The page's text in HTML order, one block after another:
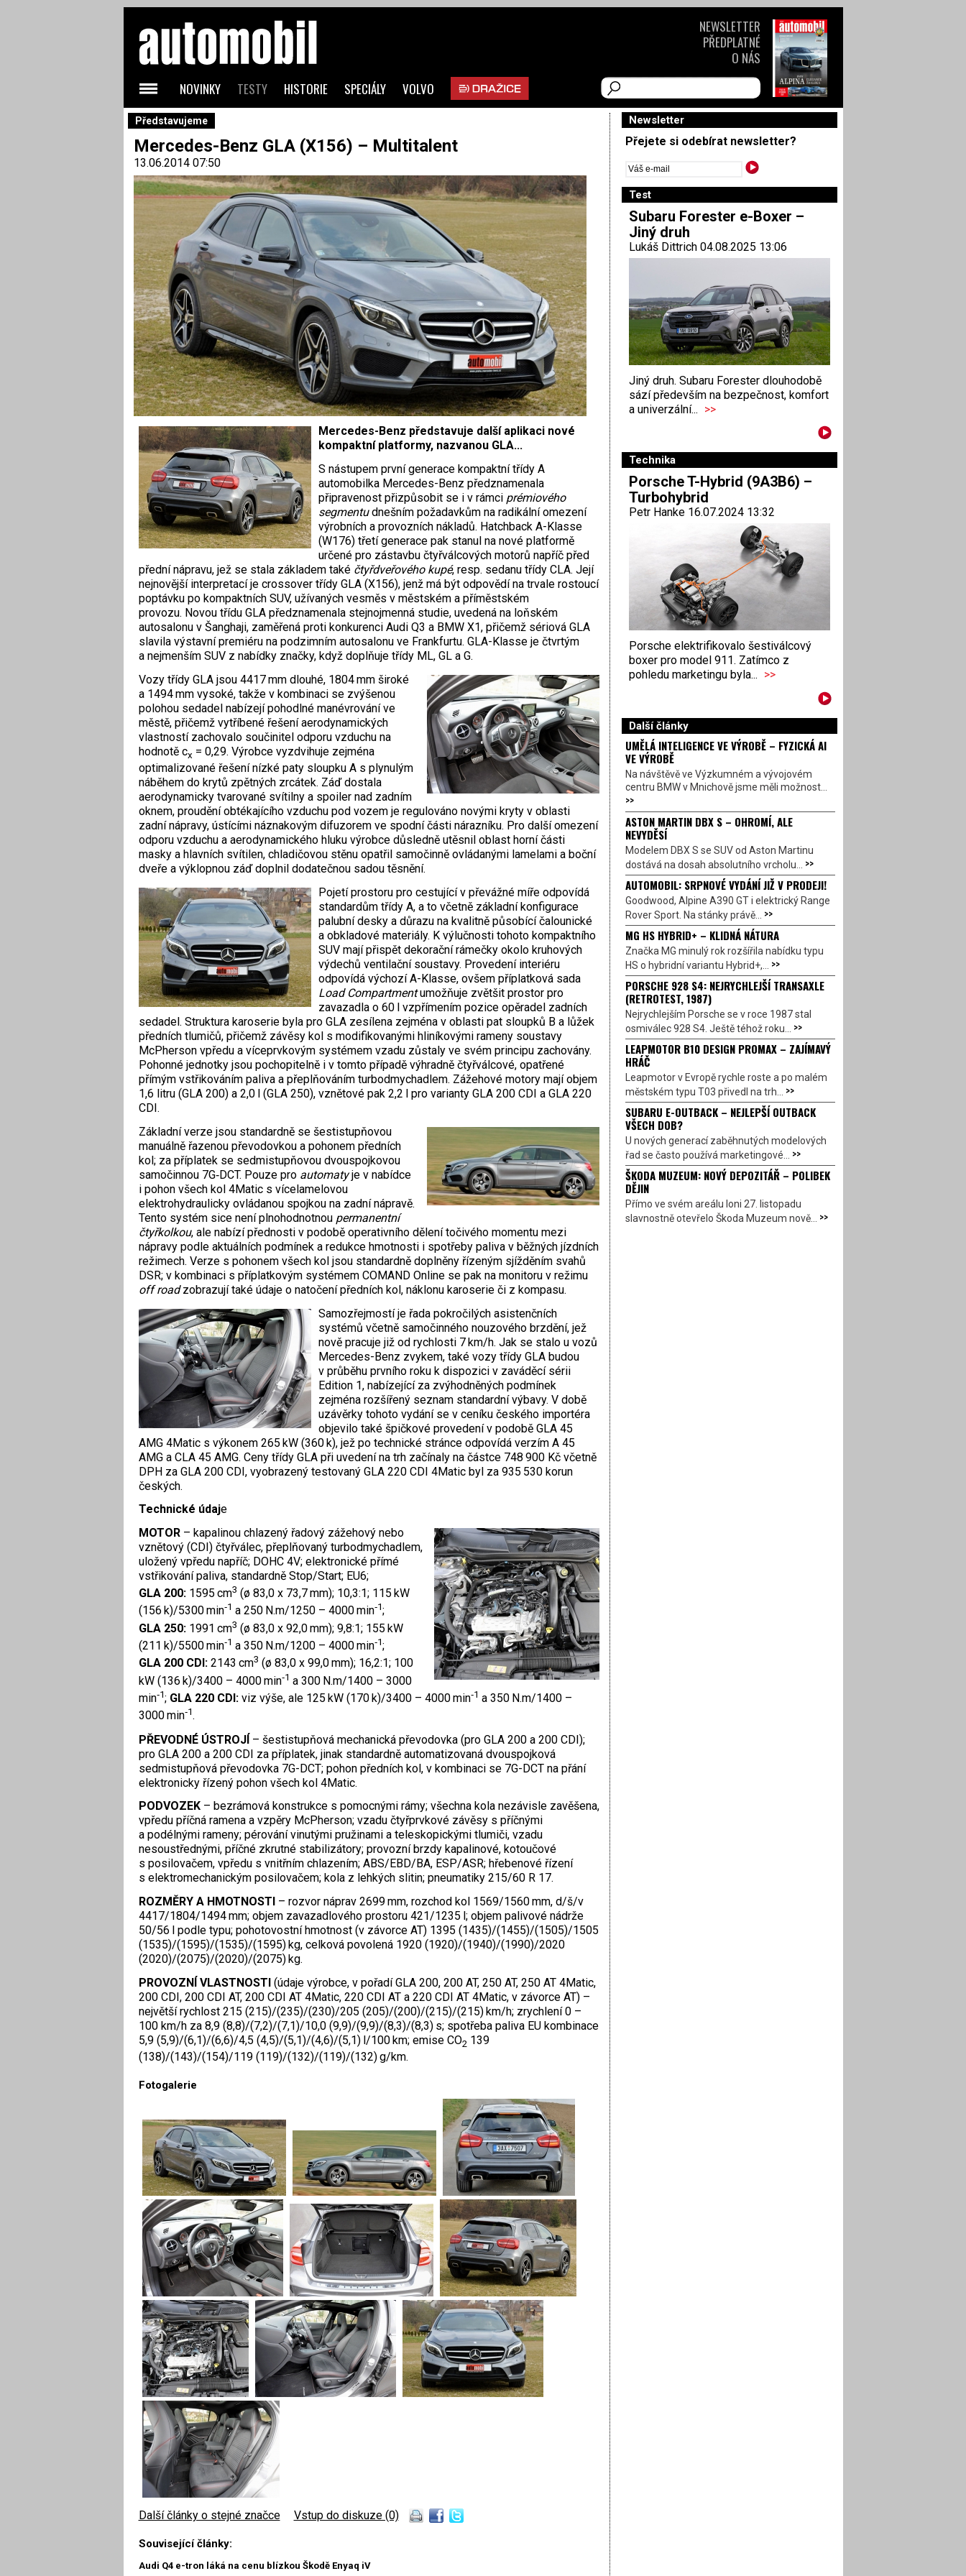
Představujeme
Mercedes-Benz GLA (X156) – Multitalent
13.06.2014 07:50
Mercedes-Benz představuje další aplikaci nové
kompaktní platformy, nazvanou GLA...
S nástupem první generace kompaktní třídy A
automobilka Mercedes-Benz předznamenala
připravenost přizpůsobit se i v rámci prémiového
segmentudnešním požadavkům na radikální omezení
výrobních a provozních nákladů. Hatchback A-Klasse
(W176) třetí generace pak stanul na nové platformě
určené pro zástavbu čtyřválcových motorů napříč před
přední nápravu, jež se stala základem také čtyřdveřového kupé, resp. sedanu třídy CLA. Její
nejnovější interpretací je crossover třídy GLA (X156), jenž má být odpovědí na trvale rostoucí
poptávku po kompaktních SUV, užívaných vesměs v městském a příměstském
provozu. Novou třídu GLA předznamenala stejnojmenná studie, uvedená na loňském
autosalonu v Šanghaji, zaměřená proti konkurenci Audi Q3 a BMW X1, přičemž sériová GLA
slavila výstavní premiéru na podzimním autosalonu ve Frankfurtu. GLA-Klasse je čtvrtým
a nejmenším SUV z nabídky značky, když doplňuje třídy ML, GL a G.
Vozy třídy GLA jsou 4417 mm dlouhé, 1804 mm široké
a 1494 mm vysoké, takže v kombinaci se zvýšenou
polohou sedadel nabízejí pohodlné manévrování ve
městě, přičemž vytříbené řešení aerodynamických
vlastností zachovalo součinitel odporu vzduchu na
hodnotě cx = 0,29. Výrobce vyzdvihuje zejména
optimalizované řešení nízké paty sloupku A s plynulým
náběhem do krytů zpětných zrcátek. Záď dostala
aerodynamicky tvarované svítilny a spoiler nad zadním
oknem, proudění obtékajícího vzduchu pod vozem je regulováno novými kryty v oblasti
zadní nápravy, ústícími náznakovým difuzorem ve spodní části nárazníku. Pro další omezení
odporu vzduchu a aerodynamického hluku výrobce důsledně utěsnil oblast horní části
masky a hlavních svítilen, chladičovou stěnu opatřil samočinně ovládanými lamelami a boční
dveře a výklopnou záď doplnil dodatečnou sadou těsnění.
Pojetí prostoru pro cestující v převážné míře odpovídá
standardům třídy A, a to včetně základní konfigurace
palubní desky a důrazu na kvalitně působící čalounické
a obkladové materiály. K výlučnosti tohoto kompaktního
SUV mají přispět dekorační rámečky okolo kruhových
výdechů ventilační soustavy. Provedení interiéru
odpovídá výchozí A-Klasse, ovšem příplatková sada
Load Compartmentumožňuje zvětšit prostor pro
zavazadla o 60 l vzpřímením pozice opěradel zadních
sedadel. Struktura karoserie byla pro GLA zesílena zejména v oblasti pat sloupků B a lůžek
předních tlumičů, přičemž závěsy kol s modifikovanými hliníkovými rameny soustavy
McPherson vpředu a víceprvkovým systémem vzadu zůstaly ve svém principu zachovány.
Pohonné jednotky jsou pochopitelně i v tomto případě výhradně čtyřválcové, opatřené
přímým vstřikováním paliva a přeplňováním turbodmychadlem. Zážehové motory mají objem
1,6 litru (GLA 200) a 2,0 l (GLA 250), vznětové pak 2,2 l pro varianty GLA 200 CDI a GLA 220
CDI.
Základní verze jsou standardně se šestistupňovou
manuálně řazenou převodovkou a pohonem předních
kol; za příplatek se sedmistupňovou dvouspojkovou
samočinnou 7G‑DCT. Pouze pro automatyje v nabídce
i pohon všech kol 4Matic s vícelamelovou
elektrohydraulicky ovládanou spojkou na zadní nápravě.
Tento systém sice není plnohodnotnou permanentní
čtyřkolkou, ale nabízí přednosti v podobě operativního dělení točivého momentu mezi
nápravy podle aktuálních podmínek a redukce hmotnosti i spotřeby paliva v běžných jízdních
režimech. Verze s pohonem všech kol jsou standardně doplněny řízeným sjížděním svahů
DSR; v kombinaci s příplatkovým systémem COMAND Online se pak na monitoru v režimu
off roadzobrazují také údaje o natočení předních kol, náklonu karoserie či z kompasu.
Samozřejmostí je řada pokročilých asistenčních
systémů včetně samočinného nouzového brzdění, jež
nově pracuje již od rychlosti 7 km/h. Jak se stalo u vozů
Mercedes-Benz zvykem, také vozy třídy GLA budou
v průběhu prvního roku k dispozici v zaváděcí sérii
Edition 1, nabízející za zvýhodněných podmínek
zejména rozšířený seznam standardní výbavy. V době
uzávěrky tohoto vydání se v ceníku českého importéra
objevilo také špičkové provedení v podobě GLA 45
AMG 4Matic s výkonem 265 kW (360 k), jež po technické stránce odpovídá verzím A 45
AMG a CLA 45 AMG. Ceny třídy GLA při uvedení na trh začínaly na částce 748 900 Kč včetně
DPH za GLA 200 CDI, vyobrazený testovaný GLA 220 CDI 4Matic byl za 935 530 korun
českých.
Technické údaje
MOTOR – kapalinou chlazený řadový zážehový nebo
vznětový (CDI) čtyřválec, přeplňovaný turbodmychadlem,
uložený vpředu napříč; DOHC 4V; elektronické přímé
vstřikování paliva, standardně Stop/Start; EU6;
GLA 200:1595 cm3 (ø 83,0 x 73,7 mm); 10,3:1; 115 kW
(156 k)/5300 min‑1 a 250 N.m/1250 – 4000 min‑1;
GLA 250:1991 cm3 (ø 83,0 x 92,0 mm); 9,8:1; 155 kW
(211 k)/5500 min‑1 a 350 N.m/1200 – 4000 min‑1;
GLA 200 CDI:2143 cm3 (ø 83,0 x 99,0 mm); 16,2:1; 100
kW (136 k)/3400 – 4000 min‑1 a 300 N.m/1400 – 3000
min‑1; GLA 220 CDI:viz výše, ale 125 kW (170 k)/3400 – 4000 min‑1 a 350 N.m/1400 –
3000 min‑1.
PŘEVODNÉ ÚSTROJÍ– šestistupňová mechanická převodovka (pro GLA 200 a 200 CDI);
pro GLA 200 a 200 CDI za příplatek, jinak standardně automatizovaná dvouspojková
sedmistupňová převodovka 7G-DCT; pohon předních kol, v kombinaci se 7G-DCT na přání
elektronicky řízený pohon všech kol 4Matic.
PODVOZEK – bezrámová konstrukce s pomocnými rámy; všechna kola nezávisle zavěšena,
vpředu příčná ramena a vzpěry McPherson; vzadu čtyřprvkové závěsy s příčnými
a podélnými rameny; pérování vinutými pružinami a teleskopickými tlumiči, vzadu
nesoustřednými, příčné zkrutné stabilizátory; provozní brzdy kapalinové, kotoučové
s posilovačem, vpředu s vnitřním chlazením; ABS/EBD/BA, ESP/ASR; hřebenové řízení
s elektromechanickým posilovačem; kola z lehkých slitin; pneumatiky 215/60 R 17.
ROZMĚRY A HMOTNOSTI – rozvor náprav 2699 mm, rozchod kol 1569/1560 mm, d/š/v
4417/1804/1494 mm; objem zavazadlového prostoru 421/1235 l; objem palivové nádrže
50/56 l podle typu; pohotovostní hmotnost (v závorce AT) 1395 (1435)/(1455)/(1505)/1505
(1535)/(1595)/(1535)/(1595) kg, celková povolená 1920 (1920)/(1940)/(1990)/2020
(2020)/(2075)/(2020)/(2075) kg.
PROVOZNÍ VLASTNOSTI (údaje výrobce, v pořadí GLA 200, 200 AT, 250 AT, 250 AT 4Matic,
200 CDI, 200 CDI AT, 200 CDI AT 4Matic, 220 CDI AT a 220 CDI AT 4Matic, v závorce AT) –
největší rychlost 215 (215)/(235)/(230)/205 (205)/(200)/(215)/(215) km/h; zrychlení 0 –
100 km/h za 8,9 (8,8)/(7,2)/(7,1)/10,0 (9,9)/(9,9)/(8,3)/(8,3) s; spotřeba paliva EU kombinace
5,9 (5,9)/(6,1)/(6,6)/4,5 (4,5)/(5,1)/(4,6)/(5,1) l/100 km; emise CO2 139
(138)/(143)/(154)/119 (119)/(132)/(119)/(132) g/km.
Fotogalerie
Další články o stejné značce Vstup do diskuze (0)
Související články:
Audi Q4 e-tron láká na cenu blízkou Škodě Enyaq iV
Newsletter
Přejete si odebírat newsletter?
Test
Subaru Forester e-Boxer –
Jiný druh
Lukáš Dittrich 04.08.2025 13:06
Jiný druh. Subaru Forester dlouhodobě
sází především na bezpečnost, komfort
a univerzální... >>
Technika
Porsche T-Hybrid (9A3B6) –
Turbohybrid
Petr Hanke 16.07.2024 13:32
Porsche elektrifikovalo šestiválcový
boxer pro model 911. Zatímco z
pohledu marketingu byla... >>
Další články
UMĚLÁ INTELIGENCE VE VÝROBĚ – FYZICKÁ AI
VE VÝROBĚ
Na návštěvě ve Výzkumném a vývojovém
centru BMW v Mnichově jsme měli možnost...
>>
ASTON MARTIN DBX S – OHROMÍ, ALE
NEVYDĚSÍ
Modelem DBX S se SUV od Aston Martinu
dostává na dosah absolutního vrcholu... >>
AUTOMOBIL: SRPNOVÉ VYDÁNÍ JIŽ V PRODEJI!
Goodwood, Alpine A390 GT i elektrický Range
Rover Sport. Na stánky právě... >>
MG HS HYBRID+ – KLIDNÁ NÁTURA
Značka MG minulý rok rozšířila nabídku typu
HS o hybridní variantu Hybrid+,... >>
PORSCHE 928 S4: NEJRYCHLEJŠÍ TRANSAXLE
(RETROTEST, 1987)
Nejrychlejším Porsche se v roce 1987 stal
osmiválec 928 S4. Ještě téhož roku... >>
LEAPMOTOR B10 DESIGN PROMAX – ZAJÍMAVÝ
HRÁČ
Leapmotor v Evropě rychle roste a po malém
městském typu T03 přivedl na trh... >>
SUBARU E-OUTBACK – NEJLEPŠÍ OUTBACK
VŠECH DOB?
U nových generací zaběhnutých modelových
řad se často používá marketingové... >>
ŠKODA MUZEUM: NOVÝ DEPOZITÁŘ – POLIBEK
DĚJIN
Přímo ve svém areálu loni 27. listopadu
slavnostně otevřelo Škoda Muzeum nově... >>
NOVINKY TESTY HISTORIE SPECIÁLY VOLVO
NEWSLETTER
PŘEDPLATNÉ
O NÁS